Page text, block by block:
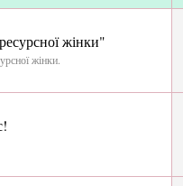
жінки"
жінки.